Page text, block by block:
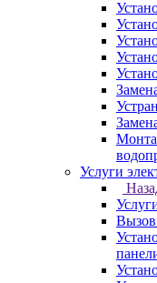
Услуги
Вызов